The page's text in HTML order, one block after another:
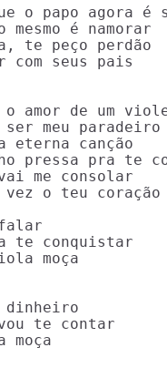
o papo agora é
mesmo é namorar
te peço perdão
com seus pais
amor de um
meu paradeiro
eterna canção
pressa pra te
me consolar
o teu coração
te conquistar
moça
dinheiro
te contar
moça